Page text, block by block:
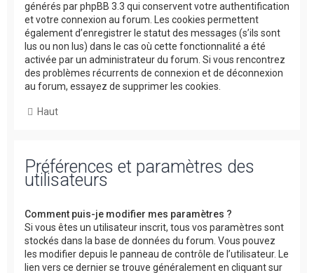
générés par phpBB 3.3 qui conservent votre authentification
et votre connexion au forum. Les cookies permettent
également d’enregistrer le statut des messages (s’ils sont
lus ou non lus) dans le cas où cette fonctionnalité a été
activée par un administrateur du forum. Si vous rencontrez
des problèmes récurrents de connexion et de déconnexion
au forum, essayez de supprimer les cookies.
Haut
Préférences et paramètres des
utilisateurs
Comment puis-je modifier mes paramètres ?
Si vous êtes un utilisateur inscrit, tous vos paramètres sont
stockés dans la base de données du forum. Vous pouvez
les modifier depuis le panneau de contrôle de l’utilisateur. Le
lien vers ce dernier se trouve généralement en cliquant sur